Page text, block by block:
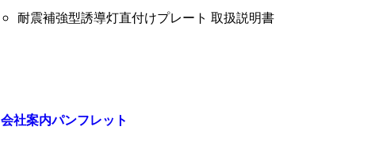
耐震補強型誘導灯直付けプレート 取扱説明書
会社案内パンフレット